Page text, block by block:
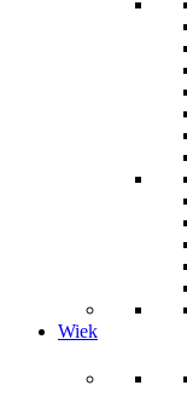
Wiek